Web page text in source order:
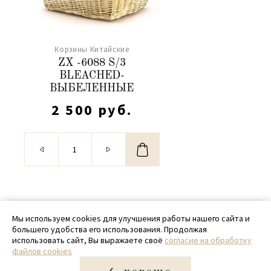
Корзины Китайские
ZX -6088 S/3
BLEACHED-
ВЫБЕЛЕННЫЕ
2 500 руб.
© 2020 - 2026 SamPack
+ 7 (918) 699-97-87
zakaz@sampack.store
Мы используем cookies для улучшения работы нашего сайта и
большего удобства его использования. Продолжая
использовать сайт, Вы выражаете своё согласие на обработку
файлов cookies